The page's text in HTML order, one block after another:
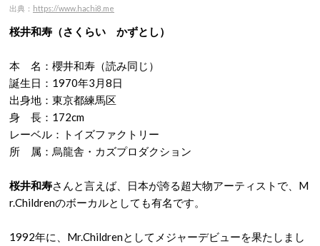
出典： https://www.hachi8.me
桜井和寿（さくらい かずとし）
本 名：櫻井和寿（読み同じ）
誕生日：1970年3月8日
出身地：東京都練馬区
身 長：172cm
レーベル：トイズファクトリー
所 属：烏龍舎・カズプロダクション
桜井和寿さんと言えば、日本が誇る超大物アーティストで、M
r.Childrenのボーカルとしても有名です。
1992年に、Mr.Childrenとしてメジャーデビューを果たしまし